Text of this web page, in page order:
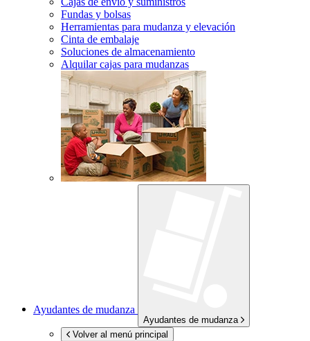
Fundas y bolsas
Herramientas para mudanza y elevación
Cinta de embalaje
Soluciones de almacenamiento
Alquilar cajas para mudanzas
Ayudantes de mudanza
Ayudantes de mudanza
Volver al menú principal